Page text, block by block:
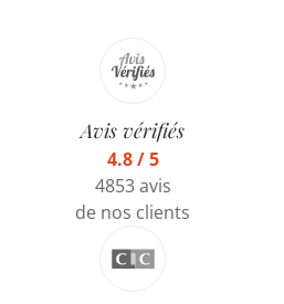
Avis vérifiés
4.8 / 5
4853 avis
de nos clients